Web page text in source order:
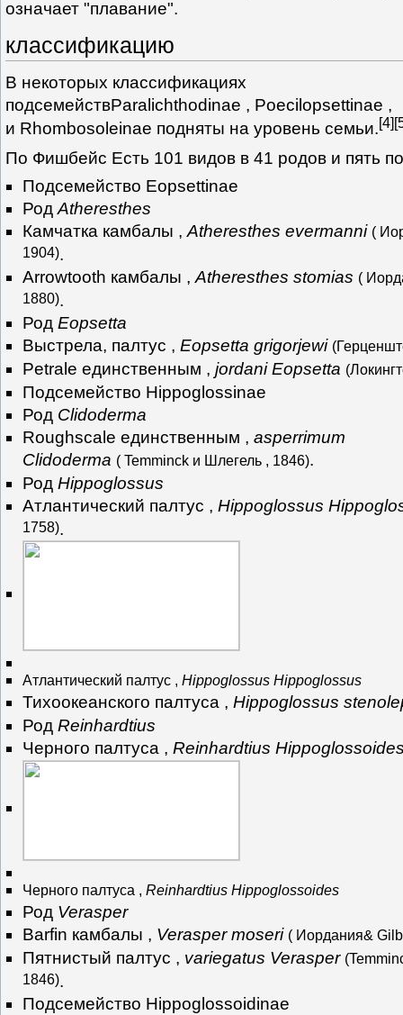
означает "плавание".
классификацию
В некоторых классификациях
подсемействParalichthodinae , Poecilopsettinae ,
и Rhombosoleinae подняты на уровень семьи.[4] [
По Фишбейс Есть 101 видов в 41 родов и пять
Подсемейство Eopsettinae
РодAtheresthes
Камчатка камбалы ,Atheresthes evermanni (
1904).
Arrowtooth камбалы ,Atheresthes stomias (
1880).
РодEopsetta
Выстрела, палтус ,Eopsetta grigorjewi
Petrale единственным ,jordani Eopsetta
Подсемейство Hippoglossinae
Род Clidoderma
Roughscale единственным ,asperrimum
Clidoderma ( Temminck и Шлегель , 1846).
РодHippoglossus
Атлантический палтус ,Hippoglossus
1758).
Атлантический палтус ,Hippoglossus Hippoglossus
Тихоокеанского палтуса ,Hippoglossus
РодReinhardtius
Черного палтуса ,Reinhardtius
Черного палтуса ,Reinhardtius Hippoglossoides
Род Verasper
Barfin камбалы , Verasper moseri ( Иордания&
Пятнистый палтус , variegatus Verasper
1846).
Подсемейство Hippoglossoidinae